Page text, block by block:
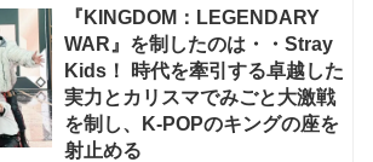
『KINGDOM：LEGENDARY
WAR』を制したのは・・Stray
Kids！ 時代を牽引する卓越した
実力とカリスマでみごと大激戦
を制し、K-POPのキングの座を
射止める